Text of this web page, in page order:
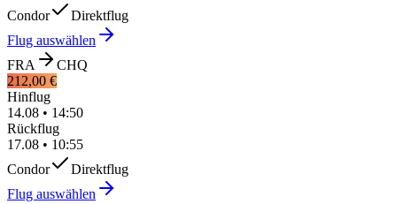
Condor
Direktflug
Flug auswählen
FRA
CHQ
212,00 €
Hinflug
14.08 • 14:50
Rückflug
17.08 • 10:55
Condor
Direktflug
Flug auswählen